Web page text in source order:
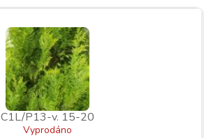
C1L/P13-v. 15-20
Vyprodáno